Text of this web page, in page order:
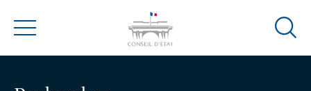
Menu
Ouvrir